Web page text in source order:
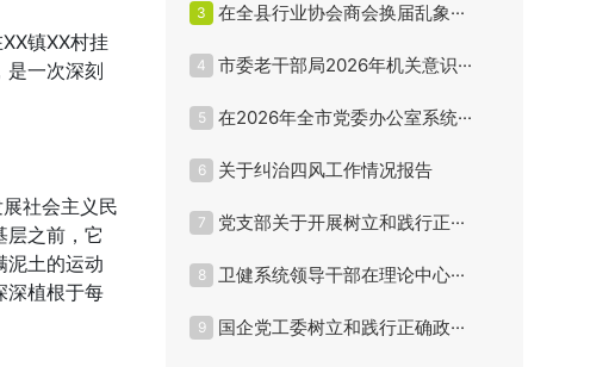
镇XX村挂
是一次深刻
社会主义民
层之前，它
泥土的运动
深植根于每
3 在全县行业协会商会换届乱象···
4 市委老干部局2026年机关意识···
5 在2026年全市党委办公室系统···
6 关于纠治四风工作情况报告
7 党支部关于开展树立和践行正···
8 卫健系统领导干部在理论中心···
9 国企党工委树立和践行正确政···